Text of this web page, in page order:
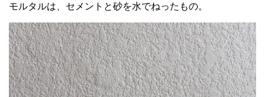
モルタルは、セメントと砂を水でねったもの。